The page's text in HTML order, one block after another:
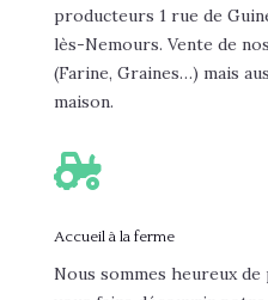
producteurs 1 rue de
lès-Nemours. Vente de
(Farine, Graines…) mais
maison.

Accueil à la ferme
Nous sommes heureux